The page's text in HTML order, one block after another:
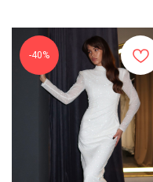
-40%